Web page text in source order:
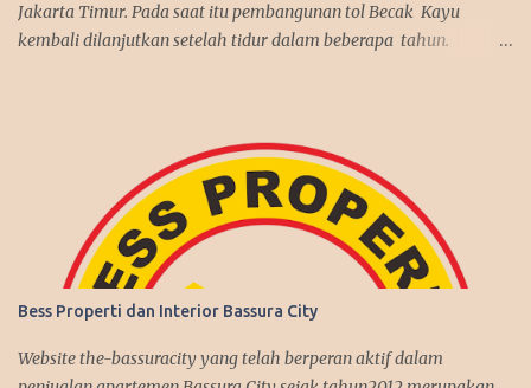
Jakarta Timur. Pada saat itu pembangunan tol Becak Kayu
kembali dilanjutkan setelah tidur dalam beberapa tahun.
penjualan apartemen Bassura City nyaris terjual habis dalam
jangka waktu 2 tahun, suatu rekor yang fantastis seperti
penjualan apartemen Kalibata City yang sebelumnya juga
dibangun oleh Synthesis Development join APG. Kenyataan itu
benar-benar terjadi, investasi di Bassura City melebihi ekspektasi
yang menguntungkan. Disamping itu, tingkat hunian juga cukup
tinggi dengan rate sewa yang bersaing. Secara umum, investasi di
Bassura City memberikan keuntungan positif bagi pemilik
Bess Properti dan Interior Bassura City
Website the-bassuracity yang telah berperan aktif dalam